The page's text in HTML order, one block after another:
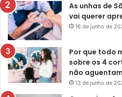
As unhas de
vai querer
16 de junho de
Por que todo
sobre os 4
não
13 de junho de